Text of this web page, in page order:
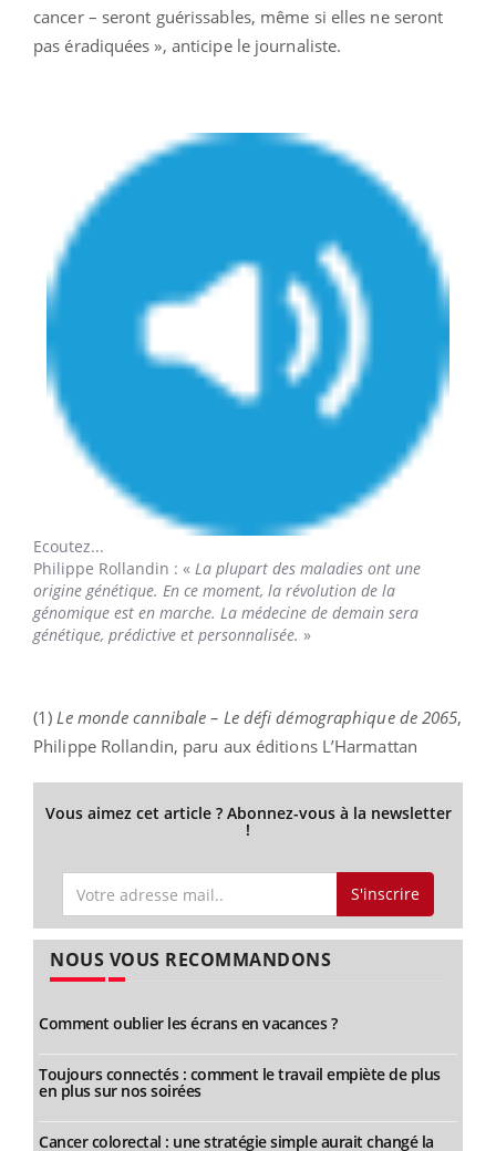
cancer – seront guérissables, même si elles ne seront
pas éradiquées », anticipe le journaliste.
Ecoutez...
Philippe Rollandin : « La plupart des maladies ont une
origine génétique. En ce moment, la révolution de la
génomique est en marche. La médecine de demain sera
génétique, prédictive et personnalisée. »
(1)Le monde cannibale – Le défi démographique de 2065,
Philippe Rollandin, paru aux éditions L’Harmattan
Vous aimez cet article ? Abonnez-vous à la newsletter
!
S'inscrire
NOUS VOUS RECOMMANDONS
Comment oublier les écrans en vacances ?
Toujours connectés : comment le travail empiète de plus
en plus sur nos soirées
Cancer colorectal : une stratégie simple aurait changé la